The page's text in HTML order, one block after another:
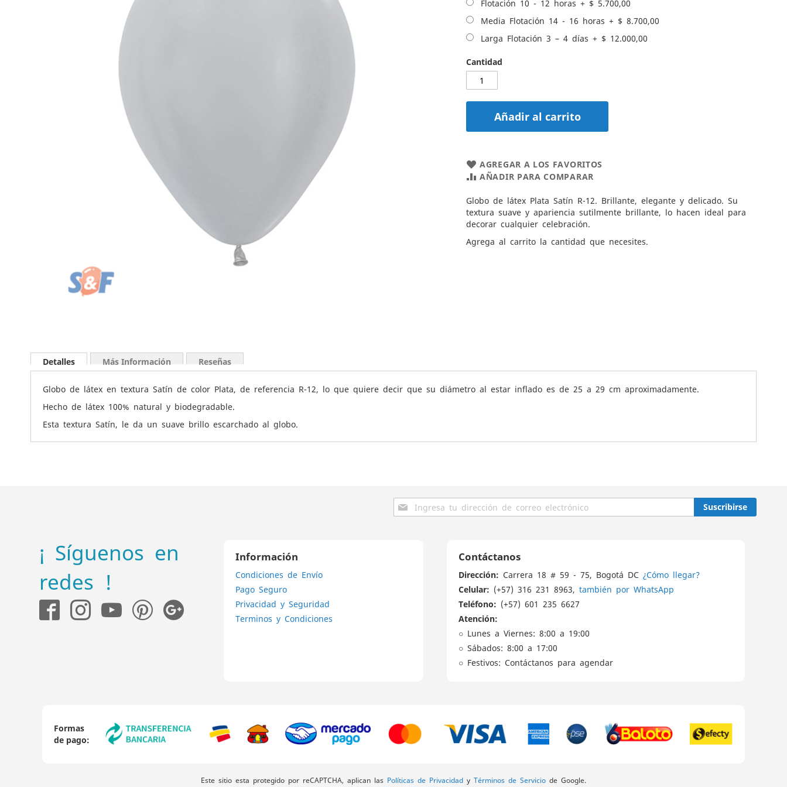
Flotación 10 - 12 horas + $ 5.700,00
Media Flotación 14 - 16 horas + $ 8.700,00
Larga Flotación 3 – 4 días + $ 12.000,00
Cantidad
Añadir al carrito
AGREGAR A LOS FAVORITOS
AÑADIR PARA COMPARAR
Globo de látex Plata Satín R-12. Brillante, elegante y delicado. Su
textura suave y apariencia sutilmente brillante, lo hacen ideal para
decorar cualquier celebración.
Agrega al carrito la cantidad que necesites.
al
comienzo
imágenes
Detalles
Globo de látex en textura Satín de color Plata, de referencia R-12, lo que quiere decir que su diámetro al estar inflado es de 25 a 29 cm aproximadamente.
Hecho de látex 100% natural y biodegradable.
Esta textura Satín, le da un suave brillo escarchado al globo.
Más Información Reseñas
Inscríbase
a
Suscribirse
¡ Síguenos en
redes !
Información
Condiciones de Envío
Pago Seguro
Privacidad y Seguridad
Terminos y Condiciones
Contáctanos
Dirección: Carrera 18 # 59 - 75, Bogotá DC ¿Cómo llegar?
Celular: (+57) 316 231 8963, también por WhatsApp
Teléfono: (+57) 601 235 6627
Atención:
○ Lunes a Viernes: 8:00 a 19:00
○ Sábados: 8:00 a 17:00
○ Festivos: Contáctanos para agendar
Formas
de pago:
Este sitio esta protegido por reCAPTCHA, aplican las Políticas de Privacidad y Términos de Servicio de Google.